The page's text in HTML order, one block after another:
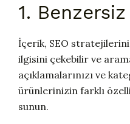
1.
İçerik, SEO
ilgisini çekebilir ve
açıklamalarınızı ve
ürünlerinizin farklı
sunun.